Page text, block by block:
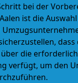
bei der
ist die
dass
die
verfügt, um den